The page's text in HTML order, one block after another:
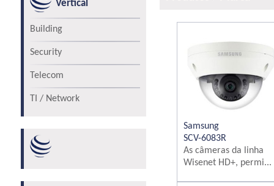
Vertical
Building
Security
Telecom
TI / Network
Samsung
SCV-6083R
As câmeras da linha
Wisenet HD+, permi...